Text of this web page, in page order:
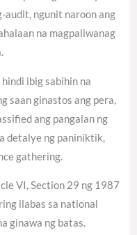
audit, ngunit naroon ang
na magpaliwanag
ibig sabihin na
saan ginastos ang pera,
ang pangalan ng
detalye ng paniniktik,
gathering.
VI, Section 29 ng 1987
ilabas sa national
ginawa ng batas.